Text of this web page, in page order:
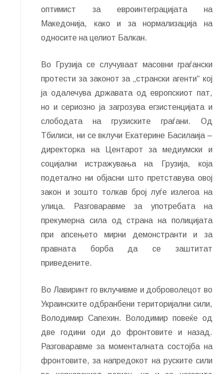
оптимист за евроинтеграцијата на
Македонија, како и за нормализација на
односите на целиот Балкан.
Во Грузија се случуваат масовни граѓански
протести за законот за „странски агенти“ кој
ја одалечува државата од европскиот пат,
но и сериозно ја загрозува егзистенцијата и
слободата на грузиските граѓани. Од
Тбилиси, ни се вклучи Екатерине Басилаија –
директорка на Центарот за медиумски и
социјални истражувања на Грузија, која
подетално ни објасни што претставува овој
закон и зошто толкав број луѓе излегоа на
улица. Разговаравме за употребата на
прекумерна сила од страна на полицијата
при апсењето мирни демонстранти и за
правната борба да се заштитат
приведените.
Во Лавиринт го вклучивме и доброволецот во
Украинските одбранбени територијални сили,
Володимир Сапехин. Володимир повеќе од
две години оди до фронтовите и назад.
Разговаравме за моменталната состојба на
фронтовите, за напредокот на руските сили